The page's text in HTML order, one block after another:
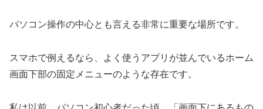
パソコン操作の中心とも言える非常に重要な場所です。
スマホで例えるなら、よく使うアプリが並んでいるホーム
画面下部の固定メニューのような存在です。